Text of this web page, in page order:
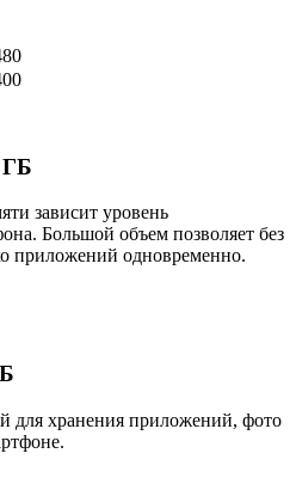
ГБ
зависит уровень
Большой объем позволяет без
приложений одновременно.
для хранения приложений, фото